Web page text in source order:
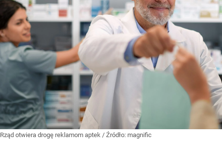
Rząd otwiera drogę reklamom aptek / Źródło: magnific